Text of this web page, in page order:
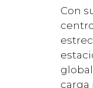
Con
carga